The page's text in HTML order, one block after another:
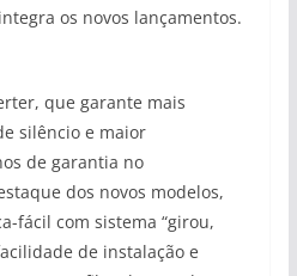
os novos lançamentos.
que garante mais
silêncio e maior
de garantia no
dos novos modelos,
fácil com sistema “girou,
de instalação e